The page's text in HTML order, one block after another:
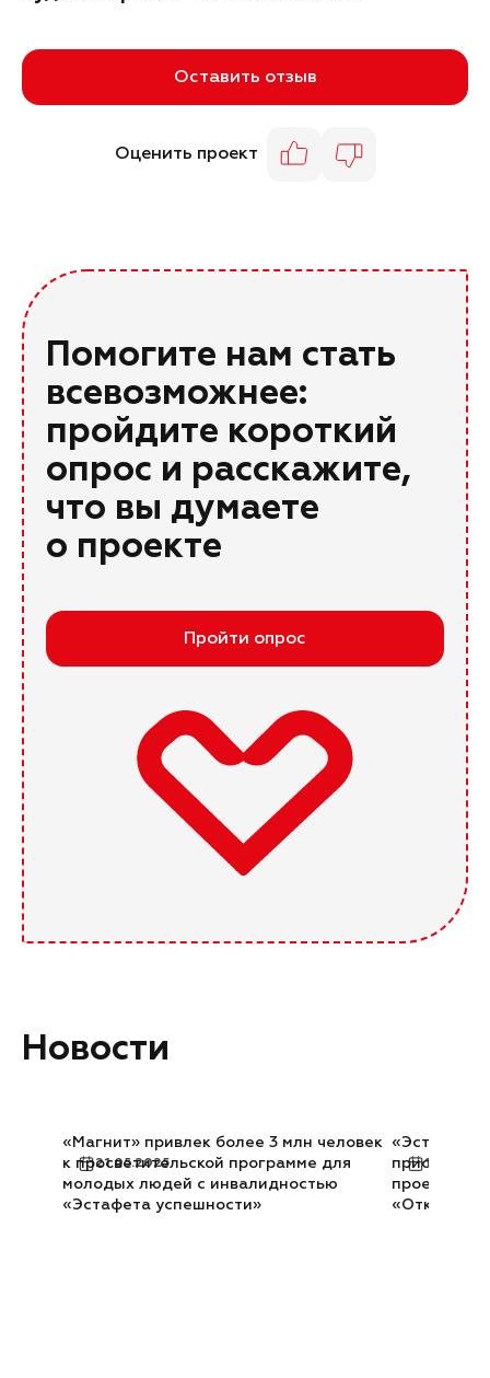
Оставить отзыв
Оценить проект
Помогите нам стать
всевозможнее:
пройдите короткий
опрос и расскажите,
что вы думаете
о проекте
Пройти опрос
Новости
21.05.2025
«Магнит» привлек более 3 млн человек
к просветительской программе для
молодых людей с инвалидностью
«Эстафета успешности»
«Эстафета
проекту
«Открыто